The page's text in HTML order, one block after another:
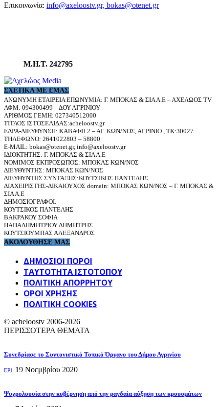
Επικοινωνία: info@axeloostv.gr, bokas@otenet.gr
Μ.Η.Τ. 242795
ΣΧΕΤΙΚΆ ΜΕ ΕΜΆΣ
ΑΝΩΝΥΜΗ ΕΤΑΙΡΕΙΑ ΕΠΩΝΥΜΙΑ: Γ. ΜΠΟΚΑΣ & ΣΙΑ Α.Ε – ΑΧΕΛΩΟΣ TV
ΑΦΜ: 094300499 – ΔΟΥ ΑΓΡΙΝΙΟΥ
ΑΡΙΘΜΟΣ ΓΕΜΗ: 027340512000
ΤΙΤΛΟΣ ΙΣΤΟΣΕΛΙΔΑΣ:acheloostv.gr
ΕΔΡΑ-ΔΙΕΥΘΥΝΣΗ: ΚΑΒΑΦΗ 2 – ΑΓ. ΚΩΝ/ΝΟΣ, ΑΓΡΙΝΙΟ , ΤΚ:30027
ΤΗΛΕΦΩΝΟ: 2641022803 – 58800
E-MAIL: bokas@otenet.gr, info@axeloostv.gr
ΙΔΙΟΚΤΗΤΗΣ: Γ. ΜΠΟΚΑΣ & ΣΙΑ Α.Ε
ΝΟΜΙΜΟΣ ΕΚΠΡΟΣΩΠΟΣ: ΜΠΟΚΑΣ ΚΩΝ/ΝΟΣ
ΔΙΕΥΘΥΝΤΗΣ: ΜΠΟΚΑΣ ΚΩΝ/ΝΟΣ
ΔΙΕΥΘΥΝΤΗΣ ΣΥΝΤΑΞΗΣ:ΚΟΥΤΣΙΚΟΣ ΠΑΝΤΕΛΗΣ
ΔΙΑΧΕΙΡΙΣΤΗΣ-ΔΙΚΑΙΟΥΧΟΣ domain: ΜΠΟΚΑΣ ΚΩΝ/ΝΟΣ – Γ. ΜΠΟΚΑΣ &
ΣΙΑ Α.Ε
ΔΗΜΟΣΙΟΓΡΑΦΟΙ:
ΚΟΥΤΣΙΚΟΣ ΠΑΝΤΕΛΗΣ
ΒΑΚΡΑΚΟΥ ΣΟΦΙΑ
ΠΑΠΑΔΗΜΗΤΡΙΟΥ ΔΗΜΗΤΡΗΣ
ΚΟΥΤΣΙΟΥΜΠΑΣ ΑΛΕΞΑΝΔΡΟΣ
ΑΚΟΛΟΥΘΗΣΕ ΜΑΣ
ΔΗΜΟΣΙΟΙ ΠΟΡΟΙ
ΤΑΥΤΌΤΗΤΑ ΙΣΤΌΤΟΠΟΥ
ΠΟΛΙΤΙΚΉ ΑΠΟΡΡΉΤΟΥ
ΌΡΟΙ ΧΡΉΣΗΣ
ΠΟΛΙΤΙΚΗ COOKIES
© acheloostv 2006-2026
ΠΕΡΙΣΣΟΤΕΡΑ ΘΕΜΑΤΑ
Συνεδρίασε το Συντονιστικό Τοπικό Όργανο του Δήμου Αγρινίου
EP1 19 Νοεμβρίου 2020
Ψυχρολουσία στην κυβέρνηση από την ραγδαία αύξηση των κρουσμάτων